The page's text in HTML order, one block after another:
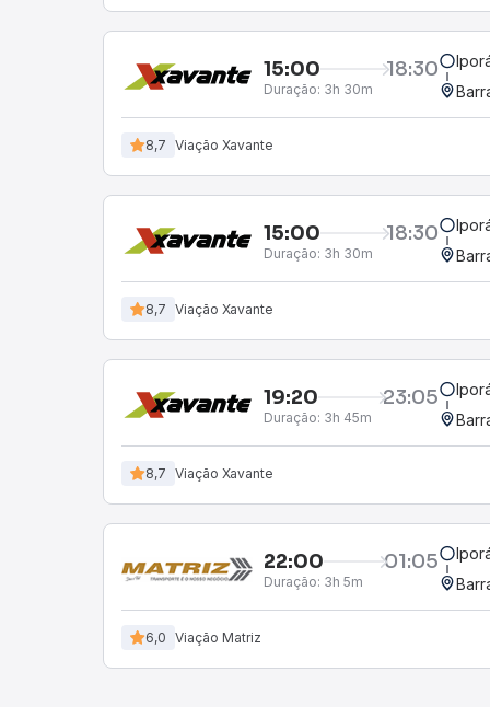
15:00 18:30
Duração: 3h 30m
8,7 Viação Xavante
15:00 18:30
Duração: 3h 30m
8,7 Viação Xavante
19:20 23:05
Duração: 3h 45m
8,7 Viação Xavante
22:00 01:05
Duração: 3h 5m
6,0 Viação Matriz